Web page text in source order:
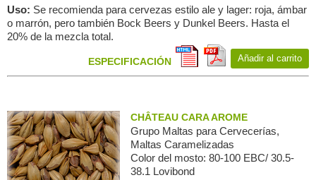
Uso: Se recomienda para cervezas estilo ale y lager: roja, ámbar
o marrón, pero también Bock Beers y Dunkel Beers. Hasta el
20% de la mezcla total.
ESPECIFICACIÓN Añadir al carrito
CHÂTEAU CARA AROME
Grupo Maltas para Сervecerías,
Maltas Caramelizadas
Color del mosto: 80-100 EBC/ 30.5-
38.1 Lovibond